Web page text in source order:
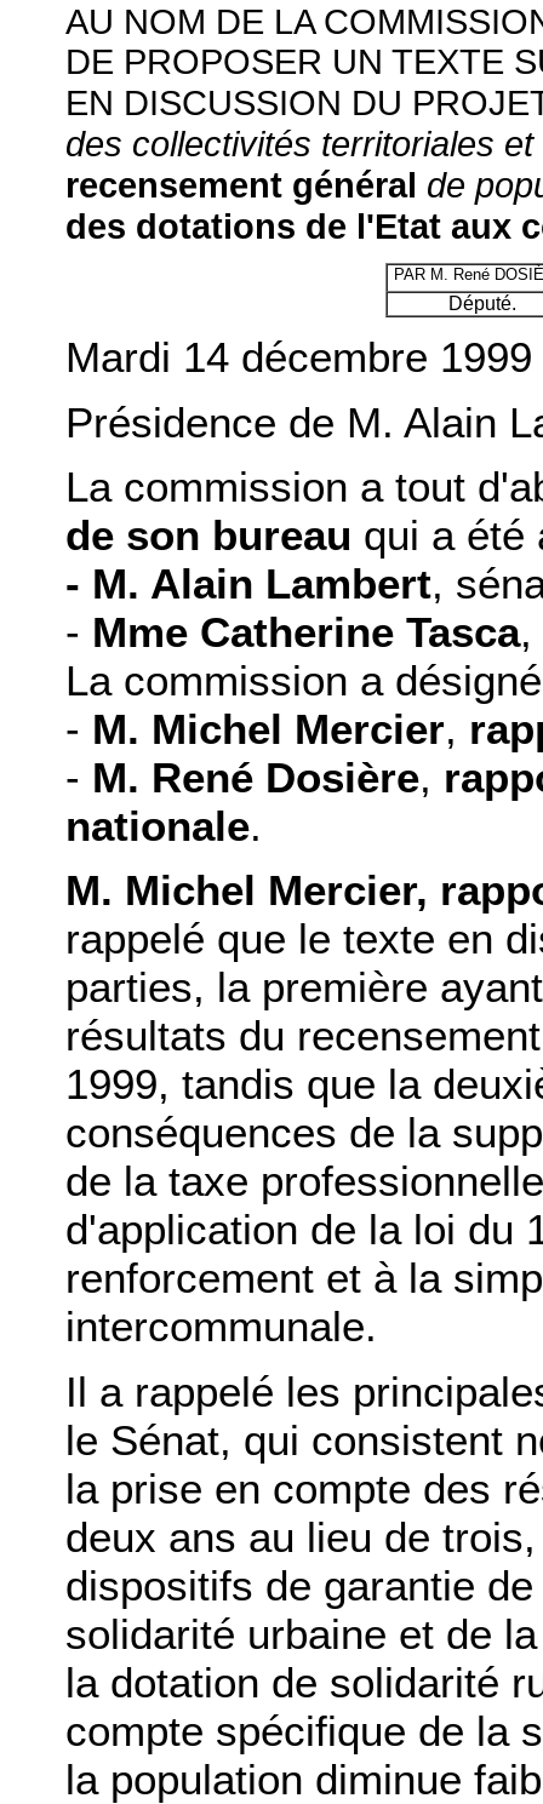
AU NOM DE LA
DE PROPOSER UN TEXTE
EN DISCUSSION DU
des collectivités territoriales
recensement général de
des dotations de l'Etat aux
PAR M. René
Député.
Mardi 14 décembre 1999
Présidence de M. Alain
La commission a tout
de son bureau qui a été
- M. Alain Lambert,
- Mme Catherine Tasca,
La commission a
- M. Michel Mercier,
- M. René Dosière,
nationale.
M. Michel Mercier,
rappelé que le texte en
parties, la première
résultats du
1999, tandis que la
conséquences de la
de la taxe
d'application de la loi du
renforcement et à la
intercommunale.
Il a rappelé les
le Sénat, qui consistent
la prise en compte des
deux ans au lieu de
dispositifs de garantie
solidarité urbaine et de
la dotation de solidarité
compte spécifique de la
la population diminue